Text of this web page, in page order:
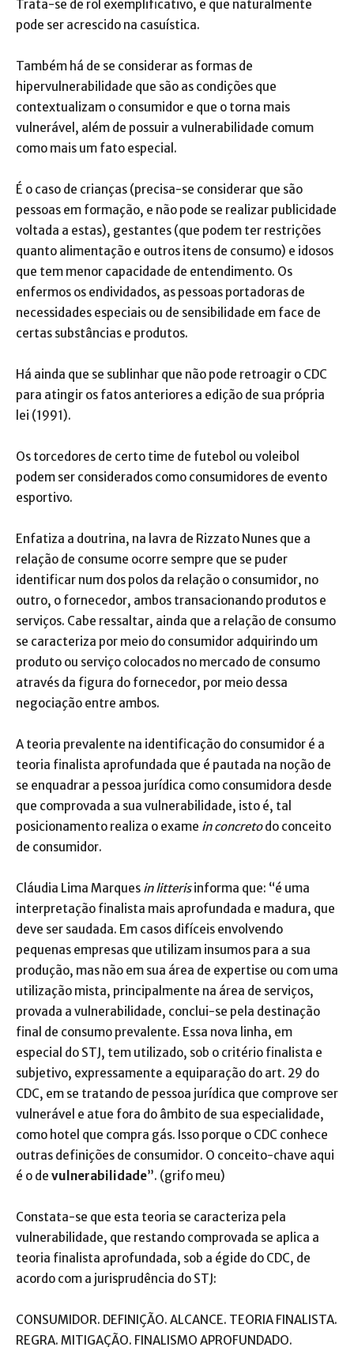
Trata-se de rol exemplificativo, e que naturalmente
pode ser acrescido na casuística.
Também há de se considerar as formas de
hipervulnerabilidade que são as condições que
contextualizam o consumidor e que o torna mais
vulnerável, além de possuir a vulnerabilidade comum
como mais um fato especial.
É o caso de crianças (precisa-se considerar que são
pessoas em formação, e não pode se realizar publicidade
voltada a estas), gestantes (que podem ter restrições
quanto alimentação e outros itens de consumo) e idosos
que tem menor capacidade de entendimento. Os
enfermos os endividados, as pessoas portadoras de
necessidades especiais ou de sensibilidade em face de
certas substâncias e produtos.
Há ainda que se sublinhar que não pode retroagir o CDC
para atingir os fatos anteriores a edição de sua própria
lei (1991).
Os torcedores de certo time de futebol ou voleibol
podem ser considerados como consumidores de evento
esportivo.
Enfatiza a doutrina, na lavra de Rizzato Nunes que a
relação de consume ocorre sempre que se puder
identificar num dos polos da relação o consumidor, no
outro, o fornecedor, ambos transacionando produtos e
serviços. Cabe ressaltar, ainda que a relação de consumo
se caracteriza por meio do consumidor adquirindo um
produto ou serviço colocados no mercado de consumo
através da figura do fornecedor, por meio dessa
negociação entre ambos.
A teoria prevalente na identificação do consumidor é a
teoria finalista aprofundada que é pautada na noção de
se enquadrar a pessoa jurídica como consumidora desde
que comprovada a sua vulnerabilidade, isto é, tal
posicionamento realiza o exame in concretodo conceito
de consumidor.
Cláudia Lima Marques in litterisinforma que: “é uma
interpretação finalista mais aprofundada e madura, que
deve ser saudada. Em casos difíceis envolvendo
pequenas empresas que utilizam insumos para a sua
produção, mas não em sua área de expertise ou com uma
utilização mista, principalmente na área de serviços,
provada a vulnerabilidade, conclui-se pela destinação
final de consumo prevalente. Essa nova linha, em
especial do STJ, tem utilizado, sob o critério finalista e
subjetivo, expressamente a equiparação do art. 29 do
CDC, em se tratando de pessoa jurídica que comprove ser
vulnerável e atue fora do âmbito de sua especialidade,
como hotel que compra gás. Isso porque o CDC conhece
outras definições de consumidor. O conceito-chave aqui
é o de vulnerabilidade”. (grifo meu)
Constata-se que esta teoria se caracteriza pela
vulnerabilidade, que restando comprovada se aplica a
teoria finalista aprofundada, sob a égide do CDC, de
acordo com a jurisprudência do STJ:
CONSUMIDOR. DEFINIÇÃO. ALCANCE. TEORIA FINALISTA.
REGRA. MITIGAÇÃO. FINALISMO APROFUNDADO.